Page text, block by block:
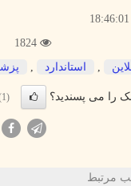
18:46:01
, استاندارد ,
را می پسندید؟ (1)
مرتبط